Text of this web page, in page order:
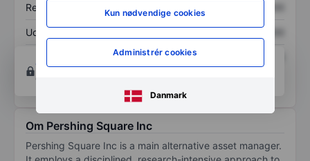
Kun nødvendige cookies
Administrér cookies
Danmark
Resultat pr. aktie (EPS) XXXXXXX
Udbytte pr. aktie
Afkast af egenkapital XXXXXXX
Opret kontofor at få adgang til flere diagrammer
og analyse værktøjer.
Om Pershing Square Inc
Pershing Square Inc is a main alternative asset manager.